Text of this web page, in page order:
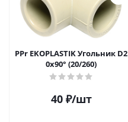
PPr EKOPLASTIK Угольник D2
0х90° (20/260)
40₽/шт